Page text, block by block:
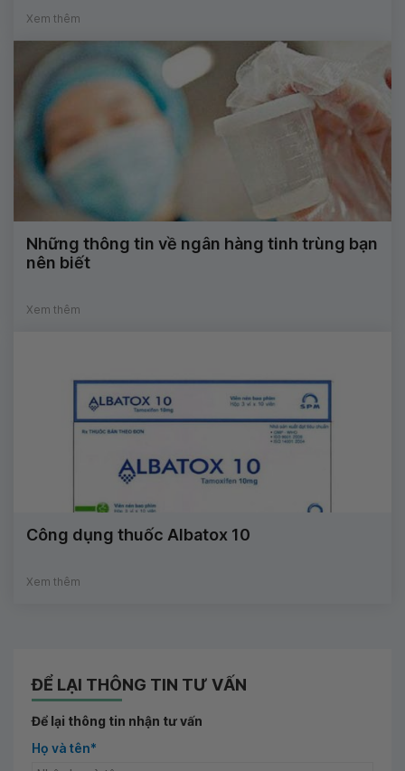
Xem thêm
Những thông tin về ngân hàng tinh trùng bạn
nên biết
Xem thêm
Công dụng thuốc Albatox 10
Xem thêm
ĐỂ LẠI THÔNG TIN TƯ VẤN
Để lại thông tin nhận tư vấn
Họ và tên*